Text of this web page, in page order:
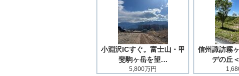
小淵沢ICすぐ。富士山・甲
斐駒ヶ岳を望…
5,800万円
信州諏訪霧
デの丘